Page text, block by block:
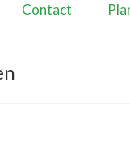
Contact